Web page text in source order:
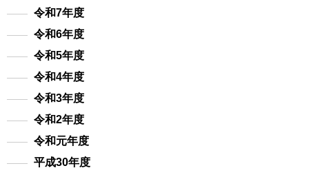
令和7年度
令和6年度
令和5年度
令和4年度
令和3年度
令和2年度
令和元年度
平成30年度